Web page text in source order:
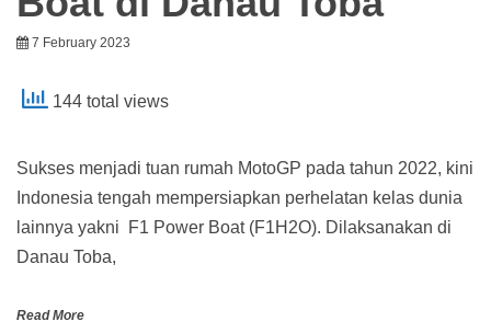
7 February 2023
144 total views
Sukses menjadi tuan rumah MotoGP pada tahun 2022, kini
Indonesia tengah mempersiapkan perhelatan kelas dunia
lainnya yakni F1 Power Boat (F1H2O). Dilaksanakan di
Danau Toba,
Read More